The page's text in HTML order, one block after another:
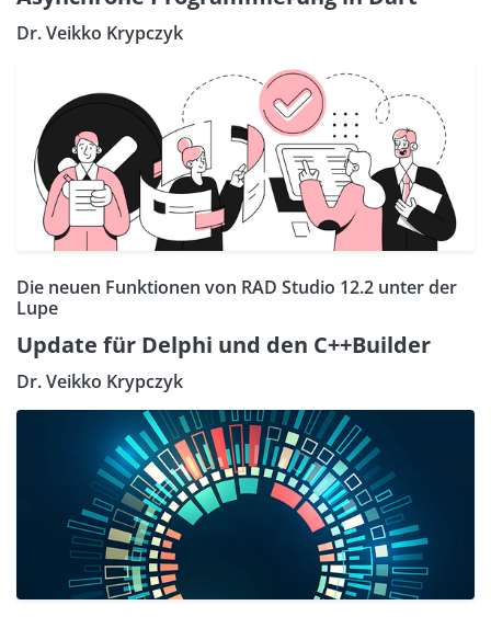
Dr. Veikko Krypczyk
Die neuen Funktionen von RAD Studio 12.2 unter der
Lupe
Update für Delphi und den C++Builder
Dr. Veikko Krypczyk